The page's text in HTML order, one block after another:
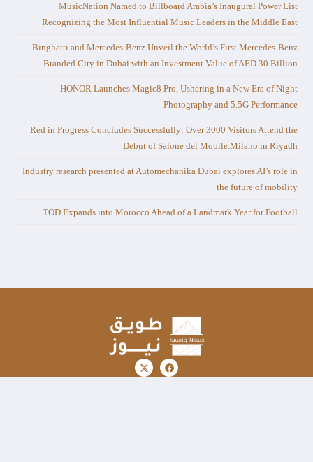
MusicNation Named to Billboard Arabia’s Inaugural Power List
Recognizing the Most Influential Music Leaders in the Middle East
Binghatti and Mercedes-Benz Unveil the World’s First Mercedes-Benz
Branded City in Dubai with an Investment Value of AED 30 Billion
HONOR Launches Magic8 Pro, Ushering in a New Era of Night
Photography and 5.5G Performance
Red in Progress Concludes Successfully: Over 3000 Visitors Attend the
Debut of Salone del Mobile.Milano in Riyadh
Industry research presented at Automechanika Dubai explores AI’s role in
the future of mobility
TOD Expands into Morocco Ahead of a Landmark Year for Football